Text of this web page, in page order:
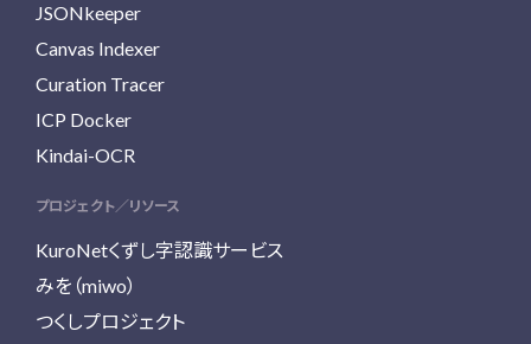
JSONkeeper
Canvas Indexer
Curation Tracer
ICP Docker
Kindai-OCR
プロジェクト／リソース
KuroNetくずし字認識サービス
みを（miwo）
つくしプロジェクト